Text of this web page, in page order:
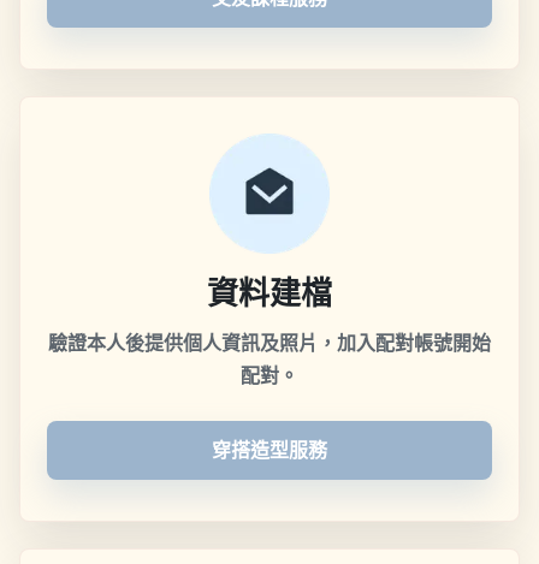
資料建檔
驗證本人後提供個人資訊及照片，加入配對帳號開始
配對。
穿搭造型服務